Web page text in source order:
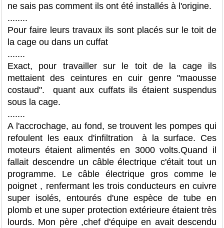
ne sais pas comment ils ont été installés à l'origine.
........
Pour faire leurs travaux ils sont placés sur le toit de
la cage ou dans un cuffat
.......
Exact, pour travailler sur le toit de la cage ils
mettaient des ceintures en cuir genre "maousse
costaud". quant aux cuffats ils étaient suspendus
sous la cage.
.......
A l'accrochage, au fond, se trouvent les pompes qui
refoulent les eaux d'infiltration à la surface. Ces
moteurs étaient alimentés en 3000 volts.Quand il
fallait descendre un câble électrique c'était tout un
programme. Le câble électrique gros comme le
poignet , renfermant les trois conducteurs en cuivre
super isolés, entourés d'une espèce de tube en
plomb et une super protection extérieure étaient très
lourds. Mon père ,chef d'équipe en avait descendu